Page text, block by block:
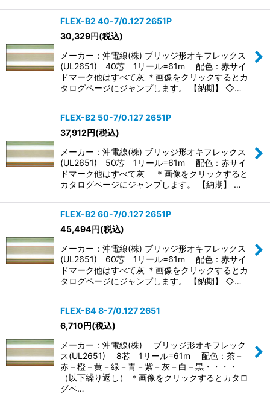
FLEX-B2 40-7/0.127 2651P
30,329円(税込)
メーカー：沖電線(株) ブリッジ形オキフレックス
(UL2651) 40芯 1リール=61m 配色：赤サイ
ドマーク他はすべて灰 ＊画像をクリックするとカ
タログページにジャンプします。 【納期】 ◇…
FLEX-B2 50-7/0.127 2651P
37,912円(税込)
メーカー：沖電線(株) ブリッジ形オキフレックス
(UL2651) 50芯 1リール=61m 配色：赤サイ
ドマーク他はすべて灰 ＊画像をクリックすると
カタログページにジャンプします。 【納期】 …
FLEX-B2 60-7/0.127 2651P
45,494円(税込)
メーカー：沖電線(株) ブリッジ形オキフレックス
(UL2651) 60芯 1リール=61m 配色：赤サイ
ドマーク他はすべて灰 ＊画像をクリックするとカ
タログページにジャンプします。 【納期】 ◇…
FLEX-B4 8-7/0.127 2651
6,710円(税込)
メーカー：沖電線(株) ブリッジ形オキフレック
ス(UL2651) 8芯 1リール=61m 配色：茶－
赤－橙－黄－緑－青－紫－灰－白－黒・・・・
（以下繰り返し） ＊画像をクリックするとカタロ
グペ…